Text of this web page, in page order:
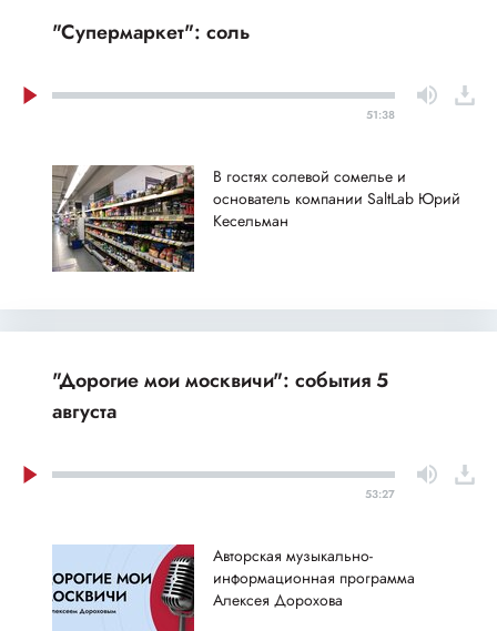
"Супермаркет": соль
51:38
В гостях солевой сомелье и
основатель компании SaltLab Юрий
Кесельман
"Дорогие мои москвичи": события 5
августа
53:27
Авторская музыкально-
информационная программа
Алексея Дорохова